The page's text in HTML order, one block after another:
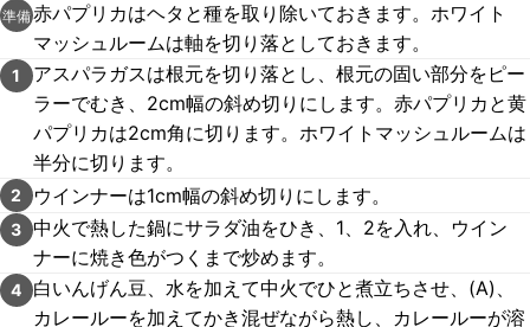
準備赤パプリカはヘタと種を取り除いておきます。ホワイト
マッシュルームは軸を切り落としておきます。
1
アスパラガスは根元を切り落とし、根元の固い部分をピー
ラーでむき、2cm幅の斜め切りにします。赤パプリカと黄
パプリカは2cm角に切ります。ホワイトマッシュルームは
半分に切ります。
2 ウインナーは1cm幅の斜め切りにします。
3 中火で熱した鍋にサラダ油をひき、1、2を入れ、ウイン
ナーに焼き色がつくまで炒めます。
4
白いんげん豆、水を加えて中火でひと煮立ちさせ、(A)、
カレールーを加えてかき混ぜながら熱し、カレールーが溶